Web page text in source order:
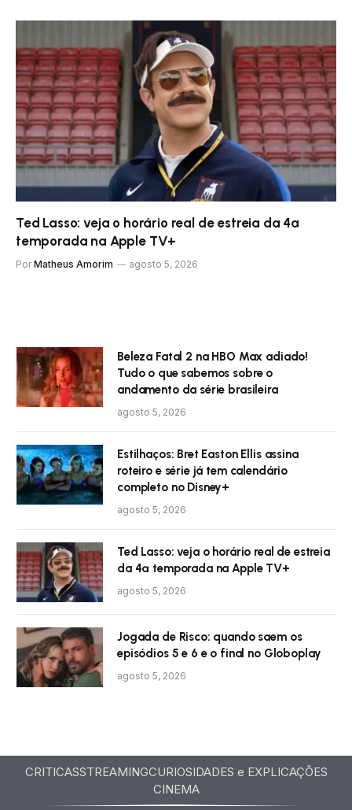
Ted Lasso: veja o horário real de estreia da 4ª
temporada na Apple TV+
Por Matheus Amorim agosto 5, 2026
Beleza Fatal 2 na HBO Max adiado!
Tudo o que sabemos sobre o
andamento da série brasileira
agosto 5, 2026
Estilhaços: Bret Easton Ellis assina
roteiro e série já tem calendário
completo no Disney+
agosto 5, 2026
Ted Lasso: veja o horário real de estreia
da 4ª temporada na Apple TV+
agosto 5, 2026
Jogada de Risco: quando saem os
episódios 5 e 6 e o final no Globoplay
agosto 5, 2026
CRITICASSTREAMINGCURIOSIDADES e EXPLICAÇÕES
CINEMA